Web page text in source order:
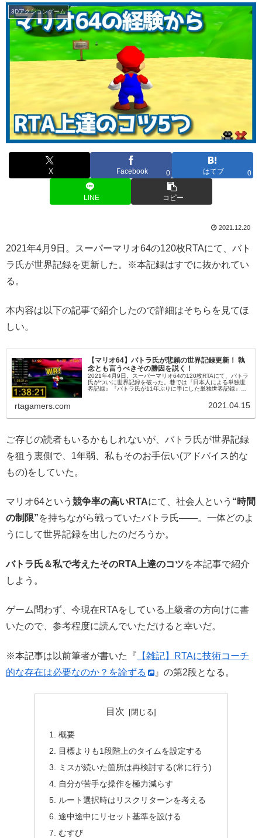
3Dアクションゲーム
X Facebook 0 はてブ 0
LINE コピー
2021.12.20
2021年4月9日。スーパーマリオ64の120枚RTAにて、バト
ラ氏が世界記録を更新した。※本記録はすでに抜かれてい
る。
本内容は以下の記事で紹介したので詳細はそちらを見てほ
しい。
【マリオ64】バトラ氏が悲願の世界記録更新！ 執
念とも言うべきその勝因を説く！
2021年4月9日。スーパーマリオ64の120枚RTAにて、バトラ
氏がついに世界記録を破った。巷では『日本人による単独世
界記録』『バトラ氏が11年ぶりに手にした単独世界記録』と
が世界記録を手にできた勝因だ。今回は、直近の120枚RTAの
白熱具合を軽く振り返った後、その勝因を詳しく見ていく。
rtagamers.com 2021.04.15
ご存じの読者もいるかもしれないが、バトラ氏が世界記録
を狙う裏側で、1年弱、私もそのお手伝い(アドバイス的な
もの)をしていた。
マリオ64という 競争率の高いRTAにて、社会人という “時間
の制限”を持ちながら戦っていたバトラ氏――。一体どのよ
うにして世界記録を出したのだろうか。
バトラ氏＆私で考えたそのRTA上達のコツを本記事で紹介
しよう。
ゲーム問わず、今現在RTAをしている上級者の方向けに書
いたので、参考程度に読んでいただけると幸いだ。
※本記事は以前筆者が書いた『 【雑記】RTAに技術コーチ
的な存在は必要なのか？を論ずる
』の第2段となる。
目次
概要
目標よりも1段階上のタイムを設定する
ミスが続いた箇所は再検討する(常に行う)
自分が苦手な操作を極力減らす
ルート選択時はリスクリターンを考える
途中途中にリセット基準を設ける
むすび